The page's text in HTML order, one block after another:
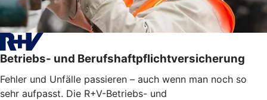
Betriebs- und Berufshaftpflichtversicherung
Fehler und Unfälle passieren – auch wenn man noch so
sehr aufpasst. Die R+V-Betriebs- und